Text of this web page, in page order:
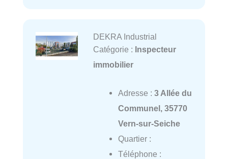
DEKRA Industrial
Catégorie : Inspecteur
immobilier
Adresse : 3 Allée du
Communel, 35770
Vern-sur-Seiche
Quartier :
Téléphone :